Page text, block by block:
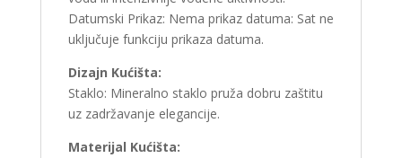
Datumski Prikaz: Nema prikaz datuma: Sat ne
uključuje funkciju prikaza datuma.
Dizajn Kućišta:
Staklo: Mineralno staklo pruža dobru zaštitu
uz zadržavanje elegancije.
Materijal Kućišta: